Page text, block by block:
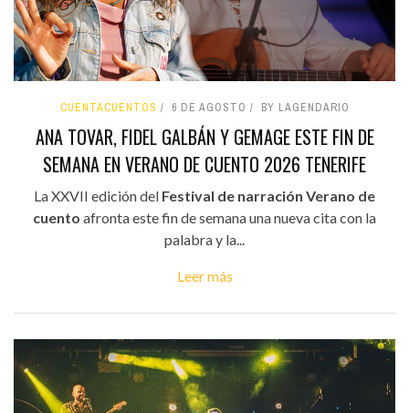
CUENTACUENTOS 6 DE AGOSTO BY LAGENDARIO
ANA TOVAR, FIDEL GALBÁN Y GEMAGE ESTE FIN DE
SEMANA EN VERANO DE CUENTO 2026 TENERIFE
La XXVII edición del Festival de narración Verano de
cuento afronta este fin de semana una nueva cita con la
palabra y la...
Leer más